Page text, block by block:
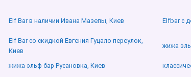
Elf Bar в наличии Ивана Мазепы, Киев Elfbar с
Elf Bar со скидкой Евгения Гуцало переулок,
Киев
жижа
жижа эльф бар Русановка, Киев